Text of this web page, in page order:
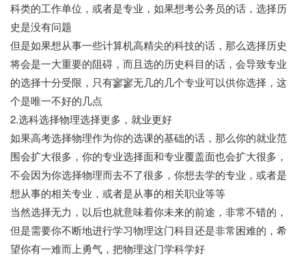
科类的工作单位，或者是专业，如果想考公务员的话，选择历
史是没有问题
但是如果想从事一些计算机高精尖的科技的话，那么选择历史
将会是一大重要的阻碍，而且选的历史科目的话，会导致专业
的选择十分受限，只有寥寥无几的几个专业可以供你选择，这
个是唯一不好的几点
2.选科选择物理选择更多，就业更好
如果高考选择物理作为你的选课的基础的话，那么你的就业范
围会扩大很多，你的专业选择面和专业覆盖面也会扩大很多，
不会因为你选择物理而去不了很多，你想去学的专业，或者是
想从事的相关专业，或者是从事的相关职业等等
当然选择无力，以后也就意味着你未来的前途，非常不错的，
但是需要你不断地进行学习物理这门科目还是非常困难的，希
望你有一难而上勇气，把物理这门学科学好